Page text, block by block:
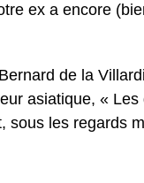
ex a encore
Bernard de la
asiatique, «
sous les regards